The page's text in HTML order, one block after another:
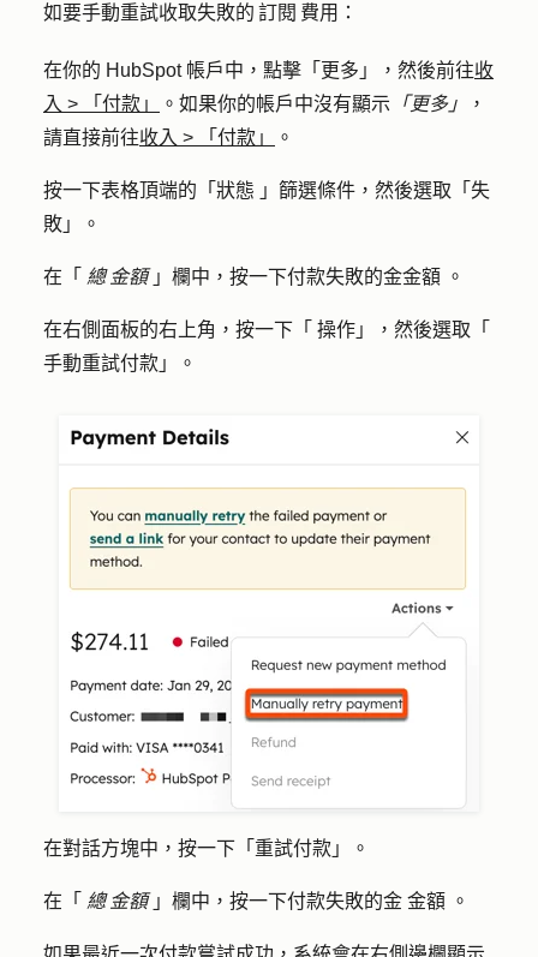
如要手動重試收取失敗的 訂閱 費用：
在你的 HubSpot 帳戶中，點擊 「更多」 ，然後前往收
入 > 「付款」 。如果你的帳戶中沒有顯示 「更多」
，
請直接前往收入 > 「付款」 。
按一下表格頂端的「 狀態 」篩選條件，然後選取「 失
敗 」。
在「 總 金額」欄中，按一下付款失敗的金金額 。
在右側面板的右上角，按一下「 操作 」，然後選取「
手動重試付款 」。
在對話方塊中，按一下「 重試付款 」。
在「 總 金額」欄中，按一下付款失敗的金 金額 。